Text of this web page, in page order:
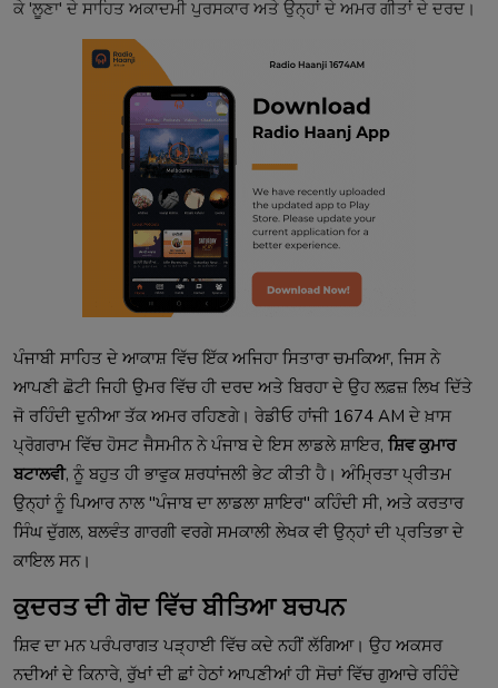
ਕੇ 'ਲੂਣਾ' ਦੇ ਸਾਹਿਤ ਅਕਾਦਮੀ ਪੁਰਸਕਾਰ ਅਤੇ ਉਨ੍ਹਾਂ ਦੇ ਅਮਰ ਗੀਤਾਂ ਦੇ ਦਰਦ।
ਪੰਜਾਬੀ ਸਾਹਿਤ ਦੇ ਆਕਾਸ਼ ਵਿੱਚ ਇੱਕ ਅਜਿਹਾ ਸਿਤਾਰਾ ਚਮਕਿਆ, ਜਿਸ ਨੇ
ਆਪਣੀ ਛੋਟੀ ਜਿਹੀ ਉਮਰ ਵਿੱਚ ਹੀ ਦਰਦ ਅਤੇ ਬਿਰਹਾ ਦੇ ਉਹ ਲਫ਼ਜ਼ ਲਿਖ ਦਿੱਤੇ
ਜੋ ਰਹਿੰਦੀ ਦੁਨੀਆ ਤੱਕ ਅਮਰ ਰਹਿਣਗੇ। ਰੇਡੀਓ ਹਾਂਜੀ 1674 AM ਦੇ ਖ਼ਾਸ
ਪ੍ਰੋਗਰਾਮ ਵਿੱਚ ਹੋਸਟ ਜੈਸਮੀਨ ਨੇ ਪੰਜਾਬ ਦੇ ਇਸ ਲਾਡਲੇ ਸ਼ਾਇਰ, ਸ਼ਿਵ ਕੁਮਾਰ
ਬਟਾਲਵੀ, ਨੂੰ ਬਹੁਤ ਹੀ ਭਾਵੁਕ ਸ਼ਰਧਾਂਜਲੀ ਭੇਟ ਕੀਤੀ ਹੈ। ਅੰਮ੍ਰਿਤਾ ਪ੍ਰੀਤਮ
ਉਨ੍ਹਾਂ ਨੂੰ ਪਿਆਰ ਨਾਲ "ਪੰਜਾਬ ਦਾ ਲਾਡਲਾ ਸ਼ਾਇਰ" ਕਹਿੰਦੀ ਸੀ, ਅਤੇ ਕਰਤਾਰ
ਸਿੰਘ ਦੁੱਗਲ, ਬਲਵੰਤ ਗਾਰਗੀ ਵਰਗੇ ਸਮਕਾਲੀ ਲੇਖਕ ਵੀ ਉਨ੍ਹਾਂ ਦੀ ਪ੍ਰਤਿਭਾ ਦੇ
ਕਾਇਲ ਸਨ।
ਕੁਦਰਤ ਦੀ ਗੋਦ ਵਿੱਚ ਬੀਤਿਆ ਬਚਪਨ
ਸ਼ਿਵ ਦਾ ਮਨ ਪਰੰਪਰਾਗਤ ਪੜ੍ਹਾਈ ਵਿੱਚ ਕਦੇ ਨਹੀਂ ਲੱਗਿਆ। ਉਹ ਅਕਸਰ
ਨਦੀਆਂ ਦੇ ਕਿਨਾਰੇ, ਰੁੱਖਾਂ ਦੀ ਛਾਂ ਹੇਠਾਂ ਆਪਣੀਆਂ ਹੀ ਸੋਚਾਂ ਵਿੱਚ ਗੁਆਚੇ ਰਹਿੰਦੇ